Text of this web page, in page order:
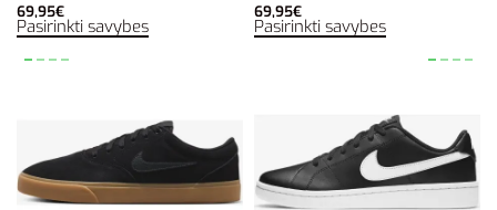
69,95€
Pasirinkti savybes
69,95€
Pasirinkti savybes